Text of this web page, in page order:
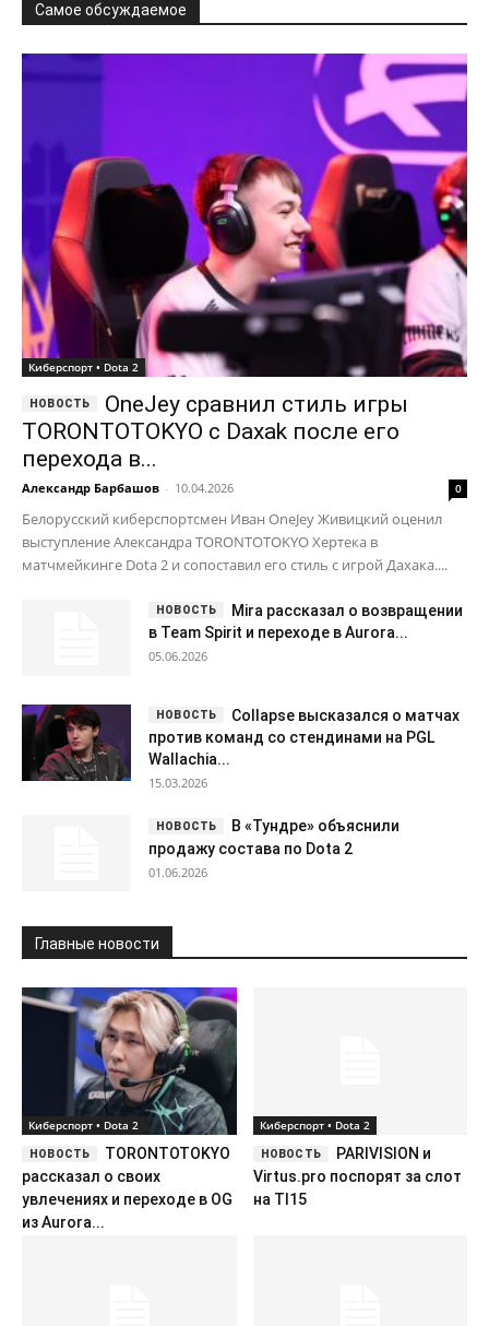
Самое обсуждаемое
Киберспорт • Dota 2
OneJey сравнил стиль игры
TORONTOTOKYO с Daxak после его
перехода в...
Александр Барбашов - 10.04.2026 0
Белорусский киберспортсмен Иван OneJey Живицкий оценил
выступление Александра TORONTOTOKYO Хертека в
матчмейкинге Dota 2 и сопоставил его стиль с игрой Дахака....
Mira рассказал о возвращении
в Team Spirit и переходе в Aurora...
05.06.2026
Collapse высказался о матчах
против команд со стендинами на PGL
Wallachia...
15.03.2026
В «Тундре» объяснили
продажу состава по Dota 2
01.06.2026
Главные новости
Киберспорт • Dota 2
TORONTOTOKYO
рассказал о своих
увлечениях и переходе в OG
из Aurora...
Киберспорт • Dota 2
PARIVISION и
Virtus.pro поспорят за слот
на TI15